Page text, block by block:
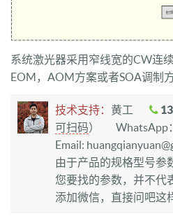
系统激光器采用窄线宽的CW连
EOM，AOM方案或者SOA调制方
技术支持： 黄工
可扫码）
WhatsApp
Email:
由于产品的规格型号参
您要找的参数，并不代
添加微信，直接问吧这